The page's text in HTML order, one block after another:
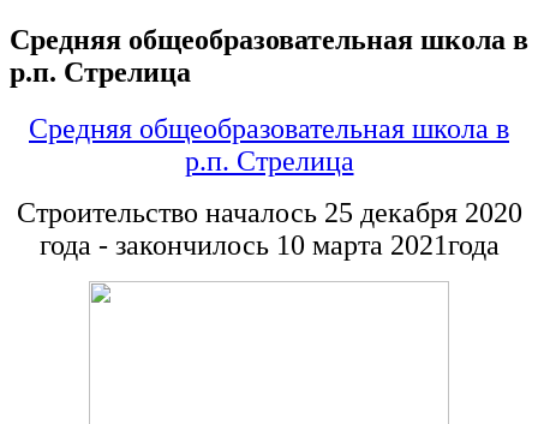
Средняя общеобразовательная школа в
р.п. Стрелица
Средняя общеобразовательная школа в
р.п. Стрелица
Строительство началось 25 декабря 2020
года - закончилось 10 марта 2021года